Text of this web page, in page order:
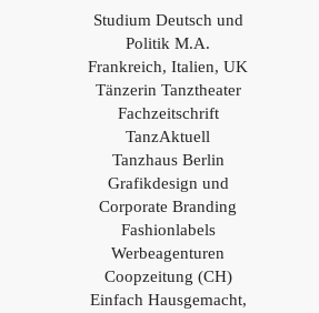
Studium Deutsch und
Politik M.A.
Frankreich, Italien, UK
Tänzerin Tanztheater
Fachzeitschrift
TanzAktuell
Tanzhaus Berlin
Grafikdesign und
Corporate Branding
Fashionlabels
Werbeagenturen
Coopzeitung (CH)
Einfach Hausgemacht,